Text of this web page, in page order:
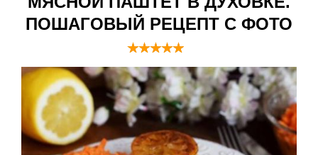
ПОШАГОВЫЙ РЕЦЕПТ С ФОТО